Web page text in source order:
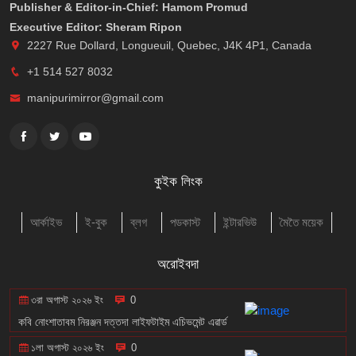
Publisher & Editor-in-Chief: Hamom Promud
Executive Editor: Sheram Ripon
2227 Rue Dollard, Longueuil, Quebec, J4K 4P1, Canada
+1 514 527 8032
manipurimirror@gmail.com
কুইক লিংক
আর্কাইভ ই-বুক ব্লগ পডকাস্ট ইন্টারভিউ মৈতৈ ময়েক
অরোইবদা
৩রা অগাস্ট ২০২৬ ইং 0
কবি নোংশাতাবম নিরঞ্জন দত্তদা লাইফটাইম এচিভমেন্ট এৱার্ড
১লা অগাস্ট ২০২৬ ইং 0